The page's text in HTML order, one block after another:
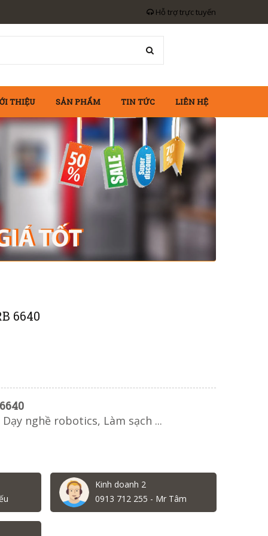
Hỗ trợ trực tuyến
THIỆU SẢN PHẨM TIN TỨC LIÊN HỆ
6640
nghề robotics, Làm sạch ...
Kinh doanh 2
0913 712 255 - Mr Tâm